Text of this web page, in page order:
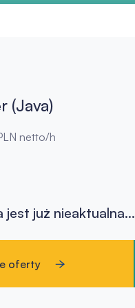
(Java)
netto/h
już nieaktualna...
oferty